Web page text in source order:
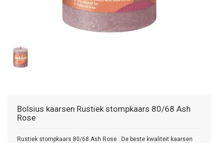
Bolsius kaarsen Rustiek stompkaars 80/68 Ash
Rose
Rustiek stompkaars 80/68 Ash Rose . De beste kwaliteit kaarsen